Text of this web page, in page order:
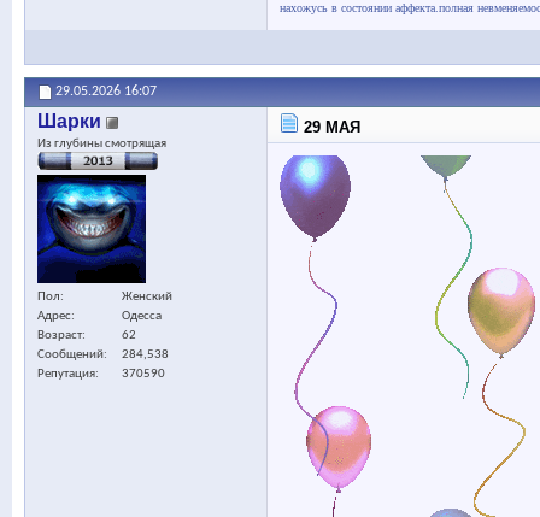
нахожусь в состоянии аффекта.полная
29.05.2026 16:07
Шарки
Из глубины смотрящая
Пол
Женский
Адрес
Одесса
Возраст
62
Сообщений
284,538
Репутация
370590
29 МАЯ